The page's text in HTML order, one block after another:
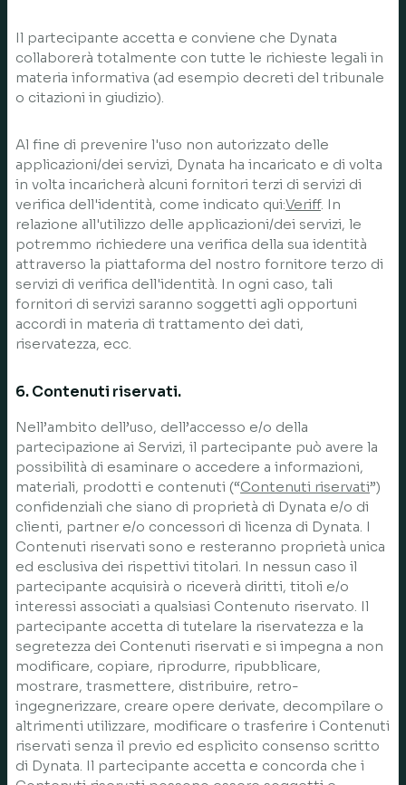
Il partecipante accetta e conviene che Dynata
collaborerà totalmente con tutte le richieste legali in
materia informativa (ad esempio decreti del tribunale
o citazioni in giudizio).
Al fine di prevenire l'uso non autorizzato delle
applicazioni/dei servizi, Dynata ha incaricato e di volta
in volta incaricherà alcuni fornitori terzi di servizi di
verifica dell'identità, come indicato qui:Veriff. In
relazione all'utilizzo delle applicazioni/dei servizi, le
potremmo richiedere una verifica della sua identità
attraverso la piattaforma del nostro fornitore terzo di
servizi di verifica dell'identità. In ogni caso, tali
fornitori di servizi saranno soggetti agli opportuni
accordi in materia di trattamento dei dati,
riservatezza, ecc.
6. Contenuti riservati.
Nell’ambito dell’uso, dell’accesso e/o della
partecipazione ai Servizi, il partecipante può avere la
possibilità di esaminare o accedere a informazioni,
materiali, prodotti e contenuti (“Contenuti riservati”)
confidenziali che siano di proprietà di Dynata e/o di
clienti, partner e/o concessori di licenza di Dynata. I
Contenuti riservati sono e resteranno proprietà unica
ed esclusiva dei rispettivi titolari. In nessun caso il
partecipante acquisirà o riceverà diritti, titoli e/o
interessi associati a qualsiasi Contenuto riservato. Il
partecipante accetta di tutelare la riservatezza e la
segretezza dei Contenuti riservati e si impegna a non
modificare, copiare, riprodurre, ripubblicare,
mostrare, trasmettere, distribuire, retro-
ingegnerizzare, creare opere derivate, decompilare o
altrimenti utilizzare, modificare o trasferire i Contenuti
riservati senza il previo ed esplicito consenso scritto
di Dynata. Il partecipante accetta e concorda che i